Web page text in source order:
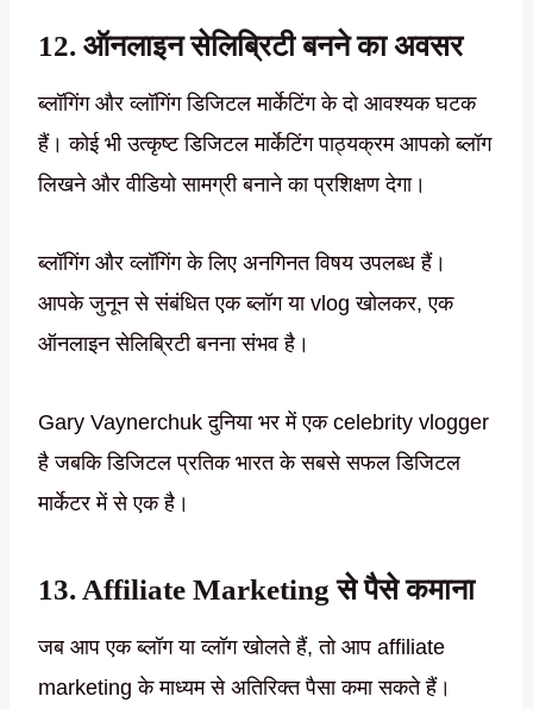
12. ऑनलाइन सेलिब्रिटी बनने का अवसर
ब्लॉगिंग और व्लॉगिंग डिजिटल मार्केटिंग के दो आवश्यक घटक
हैं। कोई भी उत्कृष्ट डिजिटल मार्केटिंग पाठ्यक्रम आपको ब्लॉग
लिखने और वीडियो सामग्री बनाने का प्रशिक्षण देगा।
ब्लॉगिंग और व्लॉगिंग के लिए अनगिनत विषय उपलब्ध हैं।
आपके जुनून से संबंधित एक ब्लॉग या vlog खोलकर, एक
ऑनलाइन सेलिब्रिटी बनना संभव है।
Gary Vaynerchuk दुनिया भर में एक celebrity vlogger
है जबकि डिजिटल प्रतिक भारत के सबसे सफल डिजिटल
मार्केटर में से एक है।
13. Affiliate Marketing से पैसे कमाना
जब आप एक ब्लॉग या व्लॉग खोलते हैं, तो आप affiliate
marketing के माध्यम से अतिरिक्त पैसा कमा सकते हैं।